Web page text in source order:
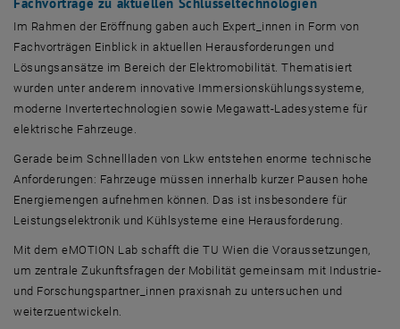
Im Rahmen der Eröffnung gaben auch Expert_innen in Form von
Fachvorträgen Einblick in aktuellen Herausforderungen und
Lösungsansätze im Bereich der Elektromobilität. Thematisiert
wurden unter anderem innovative Immersionskühlungssysteme,
moderne Invertertechnologien sowie Megawatt-Ladesysteme für
elektrische Fahrzeuge.
Gerade beim Schnellladen von Lkw entstehen enorme technische
Anforderungen: Fahrzeuge müssen innerhalb kurzer Pausen hohe
Energiemengen aufnehmen können. Das ist insbesondere für
Leistungselektronik und Kühlsysteme eine Herausforderung.
Mit demeMOTION Lab schafft die TU Wien die Voraussetzungen,
um zentrale Zukunftsfragen der Mobilität gemeinsam mit Industrie-
und Forschungspartner_innen praxisnah zu untersuchen und
weiterzuentwickeln.